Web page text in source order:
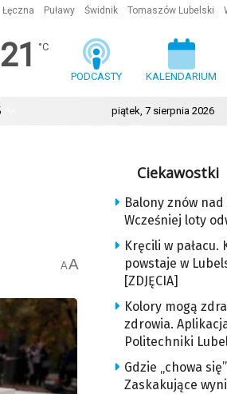
Łęczna Puławy Świdnik Tomaszów Lubelski
21 °C
PODCASTY KALENDARIUM
piątek, 7 sierpnia 2026
AA
Ciekawostki
Balony znów nad
Wcześniej loty
Kręcili w pałacu.
powstaje w
[ZDJĘCIA]
Kolory mogą
zdrowia.
Politechniki
Gdzie „chowa
Zaskakujące